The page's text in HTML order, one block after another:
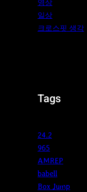
영상
일상
크로스핏 생각
Tags
24.2
965
AMREP
babell
Box Jump